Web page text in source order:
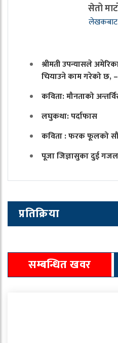
सेतो
श्रीमती उपन्यासले
चियाउने काम गरेको छ, –
कविता: मौनताको
लघुकथा: पर्दाफास
कविता : फरक फूलको
पूजा जिज्ञासुका दुई गजल
प्रतिक्रिया
सम्बन्धित खवर